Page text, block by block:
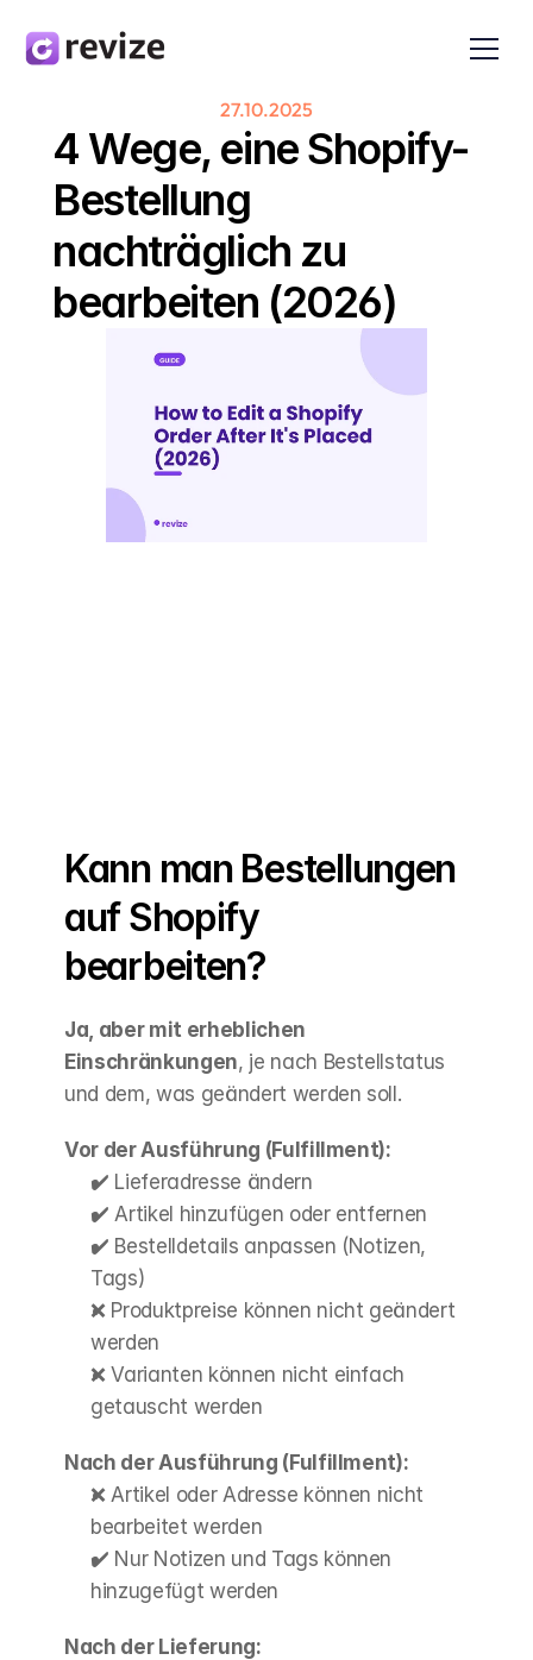
27.10.2025
4 Wege, eine Shopify-
Bestellung
nachträglich zu
bearbeiten (2026)
Kann man Bestellungen
auf Shopify
bearbeiten?
Ja, aber mit erheblichen
Einschränkungen, je nach Bestellstatus
und dem, was geändert werden soll.
Vor der Ausführung (Fulfillment):
✔️ Lieferadresse ändern
✔️ Artikel hinzufügen oder entfernen
✔️ Bestelldetails anpassen (Notizen,
Tags)
❌ Produktpreise können nicht geändert
werden
❌ Varianten können nicht einfach
getauscht werden
Nach der Ausführung (Fulfillment):
❌ Artikel oder Adresse können nicht
bearbeitet werden
✔️ Nur Notizen und Tags können
hinzugefügt werden
Nach der Lieferung: